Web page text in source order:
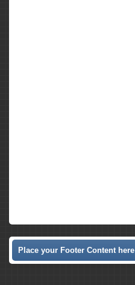
Place your Footer Content here